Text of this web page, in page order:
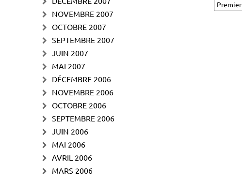
Premier
NOVEMBRE 2007
OCTOBRE 2007
SEPTEMBRE 2007
JUIN 2007
MAI 2007
DÉCEMBRE 2006
NOVEMBRE 2006
OCTOBRE 2006
SEPTEMBRE 2006
JUIN 2006
MAI 2006
AVRIL 2006
MARS 2006